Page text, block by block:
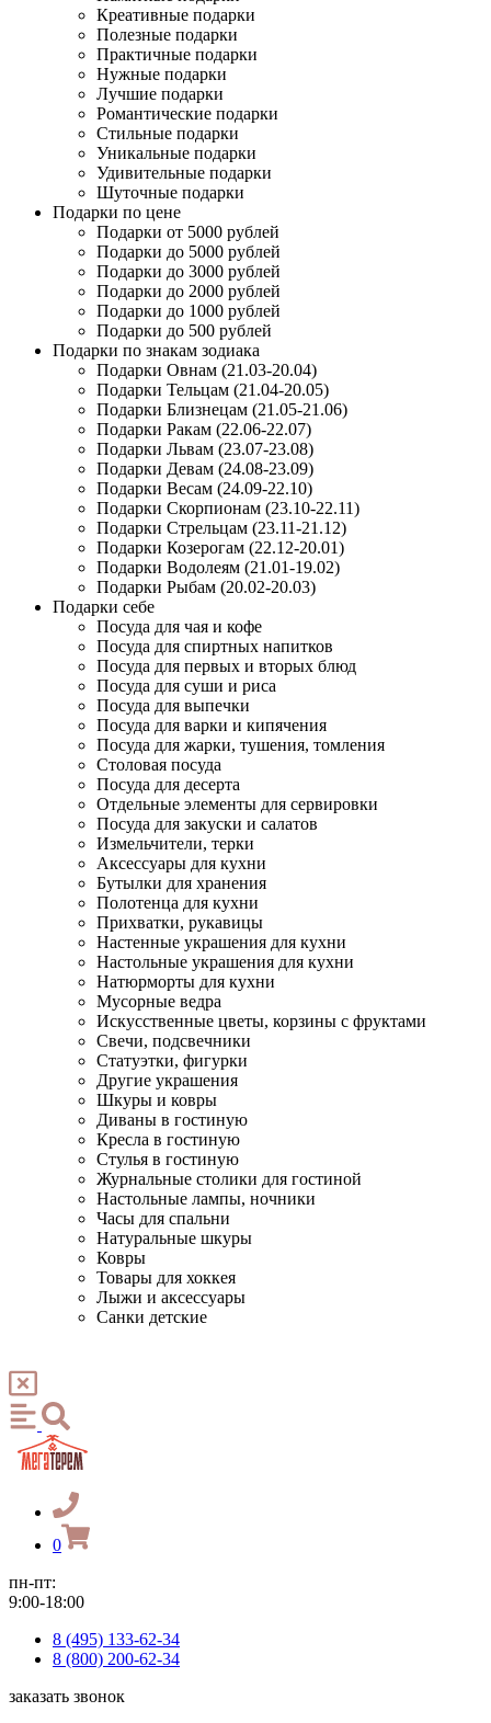
Креативные подарки
Полезные подарки
Практичные подарки
Нужные подарки
Лучшие подарки
Романтические подарки
Стильные подарки
Уникальные подарки
Удивительные подарки
Шуточные подарки
Подарки по цене
Подарки от 5000 рублей
Подарки до 5000 рублей
Подарки до 3000 рублей
Подарки до 2000 рублей
Подарки до 1000 рублей
Подарки до 500 рублей
Подарки по знакам зодиака
Подарки Овнам (21.03-20.04)
Подарки Тельцам (21.04-20.05)
Подарки Близнецам (21.05-21.06)
Подарки Ракам (22.06-22.07)
Подарки Львам (23.07-23.08)
Подарки Девам (24.08-23.09)
Подарки Весам (24.09-22.10)
Подарки Скорпионам (23.10-22.11)
Подарки Стрельцам (23.11-21.12)
Подарки Козерогам (22.12-20.01)
Подарки Водолеям (21.01-19.02)
Подарки Рыбам (20.02-20.03)
Подарки себе
Посуда для чая и кофе
Посуда для спиртных напитков
Посуда для первых и вторых блюд
Посуда для суши и риса
Посуда для выпечки
Посуда для варки и кипячения
Посуда для жарки, тушения, томления
Столовая посуда
Посуда для десерта
Отдельные элементы для сервировки
Посуда для закуски и салатов
Измельчители, терки
Аксессуары для кухни
Бутылки для хранения
Полотенца для кухни
Прихватки, рукавицы
Настенные украшения для кухни
Настольные украшения для кухни
Натюрморты для кухни
Мусорные ведра
Искусственные цветы, корзины с фруктами
Свечи, подсвечники
Статуэтки, фигурки
Другие украшения
Шкуры и ковры
Диваны в гостиную
Кресла в гостиную
Стулья в гостиную
Журнальные столики для гостиной
Настольные лампы, ночники
Часы для спальни
Натуральные шкуры
Ковры
Товары для хоккея
Лыжи и аксессуары
Санки детские
0
пн-пт:
9:00-18:00
8 (495) 133-62-34
8 (800) 200-62-34
заказать звонок